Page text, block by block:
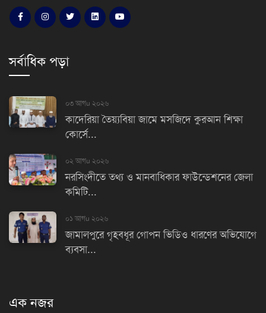
সর্বাধিক পড়া
০৩ আগu ২০২৬
কাদেরিয়া তৈয়্যবিয়া জামে মসজিদে কুরআন শিক্ষা
কোর্সে...
০২ আগu ২০২৬
নরসিংদীতে তথ্য ও মানবাধিকার ফাউন্ডেশনের জেলা
কমিটি...
০১ আগu ২০২৬
জামালপুরে গৃহবধূর গোপন ভিডিও ধারণের অভিযোগে
ব্যবসা...
এক নজর